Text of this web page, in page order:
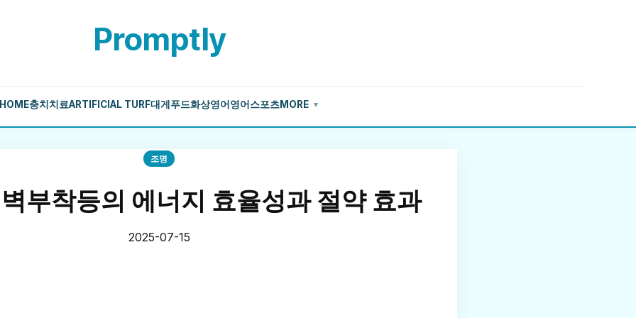
Promptly
충치치료ARTIFICIAL TURF대게 푸드화상영어 영어 스포츠MORE ▼
조명
부착등의 에너지 효율성과 절약 효과
2025-07-15